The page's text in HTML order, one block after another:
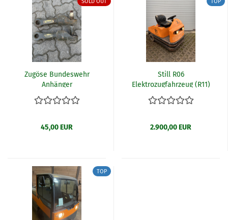
Zugöse Bundeswehr
Anhänger
45,00 EUR
Still R06
Elektrozugfahrzeug (R11)
2.900,00 EUR
TOP